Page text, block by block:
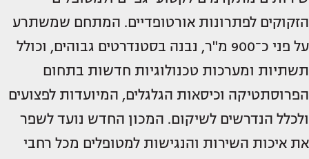
הזקוקים לפתרונות אורטופדיים. המתחם שמשתרע
על פני כ־900 מ"ר, נבנה בסטנדרטים גבוהים, וכולל
תשתיות ומערכות טכנולוגיות חדשות בתחום
הפרוסתטיקה וכיסאות הגלגלים, המיועדות לפצועים
ולכלל הנדרשים לשיקום. המכון החדש נועד לשפר
את איכות השירות והנגישות למטופלים מכל רחבי